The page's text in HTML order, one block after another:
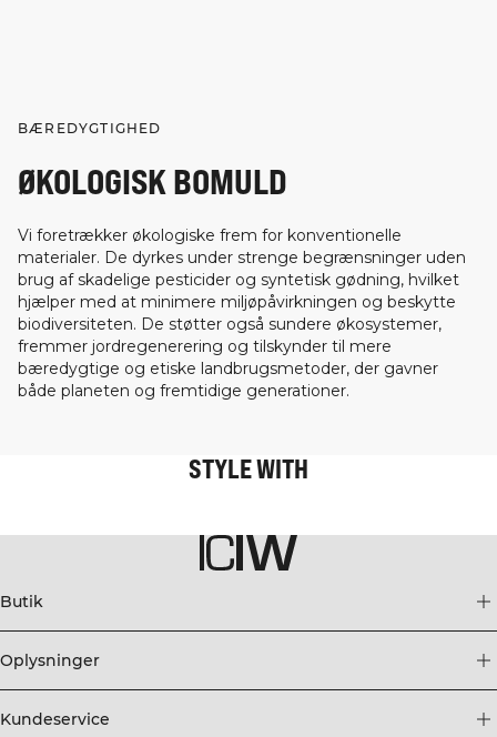
BÆREDYGTIGHED
ØKOLOGISK BOMULD
Vi foretrækker økologiske frem for konventionelle
materialer. De dyrkes under strenge begrænsninger uden
brug af skadelige pesticider og syntetisk gødning, hvilket
hjælper med at minimere miljøpåvirkningen og beskytte
biodiversiteten. De støtter også sundere økosystemer,
fremmer jordregenerering og tilskynder til mere
bæredygtige og etiske landbrugsmetoder, der gavner
både planeten og fremtidige generationer.
STYLE WITH
Butik
Oplysninger
Kundeservice